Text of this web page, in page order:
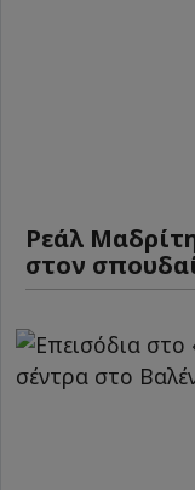
Ρεάλ
στον